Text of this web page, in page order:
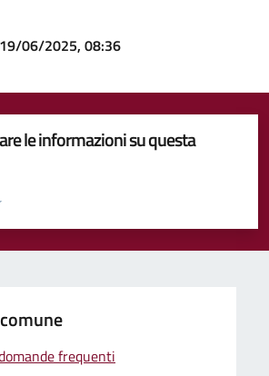
06/2025, 08:36
le informazioni su questa
pagina
5 stelle su 5
stelle su 5
su 5
5
frequenti